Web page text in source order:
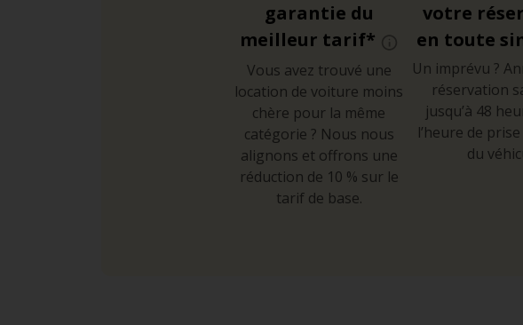
garantie du
meilleur tarif*
Vous avez trouvé une
location de voiture moins
chère pour la même
catégorie ? Nous nous
alignons et offrons une
réduction de 10 % sur le
tarif de base.
votre
en toute
Un imprévu ?
réservation
jusqu’à 48
l’heure de
du